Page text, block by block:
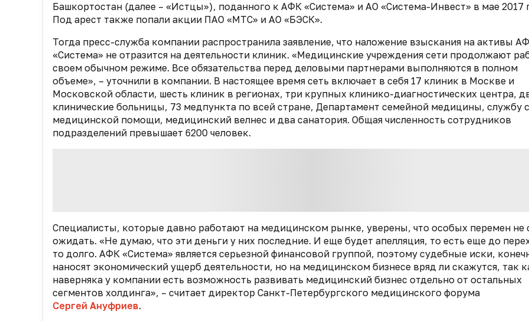
Башкортостан (далее – «Истцы»), поданного к АФК «Система» и АО «Система-Инвест» в мае 2017
Под арест также попали акции ПАО «МТС» и АО «БЭСК».
Тогда пресс-служба компании распространила заявление, что наложение взыскания на активы
«Система» не отразится на деятельности клиник. «Медицинские учреждения сети продолжают
своем обычном режиме. Все обязательства перед деловыми партнерами выполняются в полном
объеме», – уточнили в компании. В настоящее время сеть включает в себя 17 клиник в Москве и
Московской области, шесть клиник в регионах, три крупных клинико-диагностических центра,
клинические больницы, 73 медпункта по всей стране, Департамент семейной медицины, службу
медицинской помощи, медицинский велнес и два санатория. Общая численность сотрудников
подразделений превышает 6200 человек.
Специалисты, которые давно работают на медицинском рынке, уверены, что особых перемен не
ожидать. «Не думаю, что эти деньги у них последние. И еще будет апелляция, то есть еще до
то долго. АФК «Система» является серьезной финансовой группой, поэтому судебные иски,
наносят экономический ущерб деятельности, но на медицинском бизнесе вряд ли скажутся, так
наверняка у компании есть возможность развивать медицинский бизнес отдельно от остальных
сегментов холдинга», – считает директор Санкт-Петербургского медицинского форума
Сергей Ануфриев.